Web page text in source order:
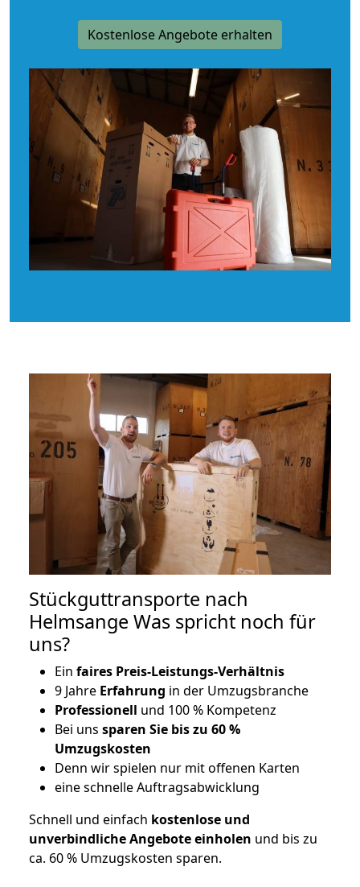
Kostenlose Angebote erhalten
Stückguttransporte nach
Helmsange Was spricht noch für
uns?
Ein faires Preis-Leistungs-Verhältnis
9 Jahre Erfahrung in der Umzugsbranche
Professionell und 100 % Kompetenz
Bei uns sparen Sie bis zu 60 %
Umzugskosten
Denn wir spielen nur mit offenen Karten
eine schnelle Auftragsabwicklung
Schnell und einfach kostenlose und
unverbindliche Angebote einholen und bis zu
ca. 60 % Umzugskosten sparen.